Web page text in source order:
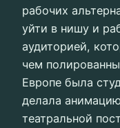
рабочих
уйти в нишу и
аудиторией,
чем
Европе была
делала
театральной